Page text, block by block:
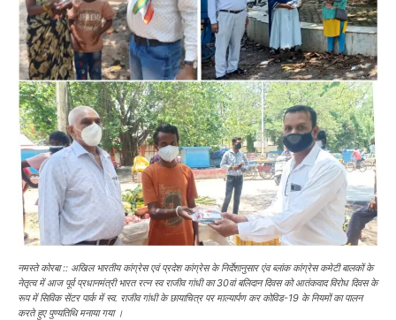
नमस्ते कोरबा :: अखिल भारतीय कांग्रेस एवं प्रदेश कांग्रेस के निर्देशानुसार एंव ब्लांक कांग्रेस कमेटी बालकों के
नेतृत्व में आज पूर्व प्रधानमंत्री भारत रत्न स्व राजीव गांधी का 30वां बलिदान दिवस को आतंकवाद विरोध दिवस के
रूप में सिविक सेंटर पार्क में स्व. राजीव गांधी के छायाचित्र पर माल्यार्पण कर कोविड-19 के नियमों का पालन
करते हुए पुण्यतिथि मनाया गया ।